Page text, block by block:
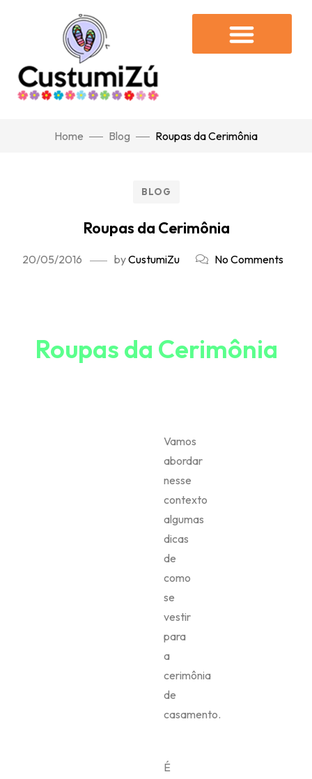
Home Blog Roupas da Cerimônia
BLOG
Roupas da Cerimônia
20/05/2016 byCustumiZu No Comments
Roupas da Cerimônia
Vamos
abordar
nesse
contexto
algumas
dicas
de
como
se
vestir
para
a
cerimônia
de
casamento.
É